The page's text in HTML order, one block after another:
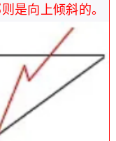
是向上倾斜的。